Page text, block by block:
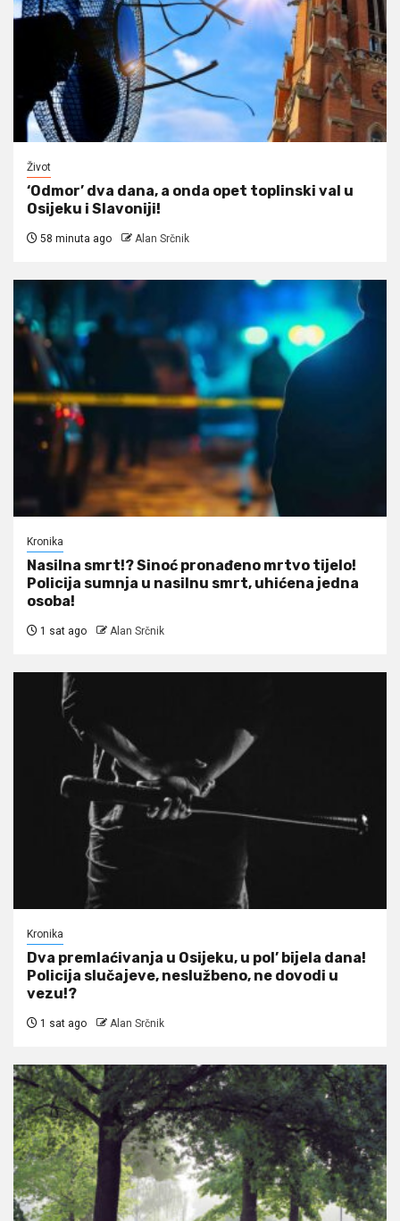
Život
‘Odmor’ dva dana, a onda opet toplinski val u
Osijeku i Slavoniji!
58 minuta ago Alan Srčnik
Kronika
Nasilna smrt!? Sinoć pronađeno mrtvo tijelo!
Policija sumnja u nasilnu smrt, uhićena jedna
osoba!
1 sat ago Alan Srčnik
Kronika
Dva premlaćivanja u Osijeku, u pol’ bijela dana!
Policija slučajeve, neslužbeno, ne dovodi u
vezu!?
1 sat ago Alan Srčnik